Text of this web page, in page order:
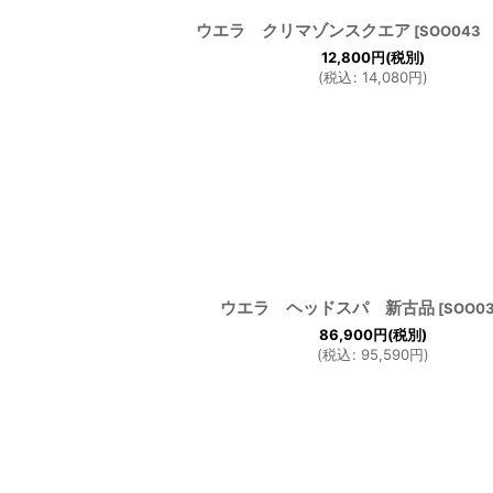
ウエラ クリマゾンスクエア [
12,800円(税別)
(税込: 14,080円)
ウエラ ヘッドスパ 新古品 [
86,900円(税別)
(税込: 95,590円)